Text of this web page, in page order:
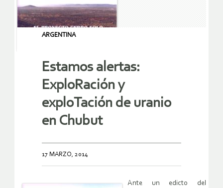
ARGENTINA
Estamos alertas:
ExploRación y
exploTación de uranio
en Chubut
17 MARZO, 2014
Ante un edicto del